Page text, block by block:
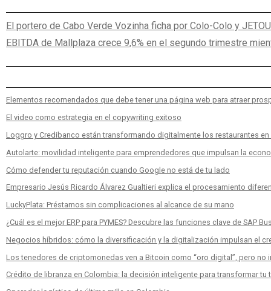
El portero de Cabo Verde Vozinha ficha por Colo-Colo y
EBITDA de Mallplaza crece 9,6% en el segundo trimestre
Elementos recomendados que debe tener una página web para atraer
El video como estrategia en el copywriting exitoso
Loggro y Credibanco están transformando digitalmente los restaurantes
Autolarte: movilidad inteligente para emprendedores que impulsan la
Cómo defender tu reputación cuando Google no está de tu lado
Empresario Jesús Ricardo Álvarez Gualtieri explica el procesamiento
LuckyPlata: Préstamos sin complicaciones al alcance de su mano
¿Cuál es el mejor ERP para PYMES? Descubre las funciones clave de SAP
Negocios híbridos: cómo la diversificación y la digitalización impulsan el
Los tenedores de criptomonedas ven a Bitcoin como “oro digital”, pero no
Crédito de libranza en Colombia: la decisión inteligente para transformar tu